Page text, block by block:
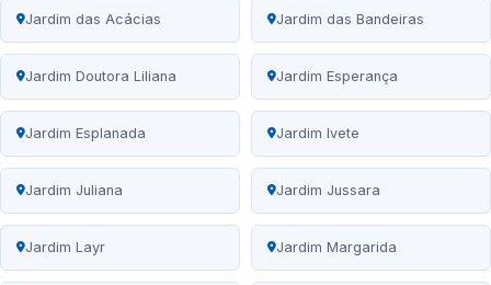
Jardim das Acácias Jardim das Bandeiras
Jardim Doutora Liliana Jardim Esperança
Jardim Esplanada Jardim Ivete
Jardim Juliana Jardim Jussara
Jardim Layr Jardim Margarida